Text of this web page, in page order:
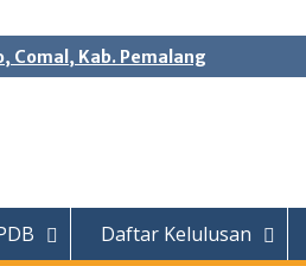
Comal, Kab. Pemalang
Daftar Kelulusan